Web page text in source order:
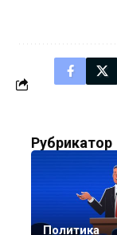
Рубрикатор
Политика